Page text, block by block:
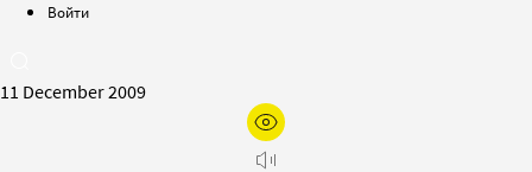
Войти
11 December 2009